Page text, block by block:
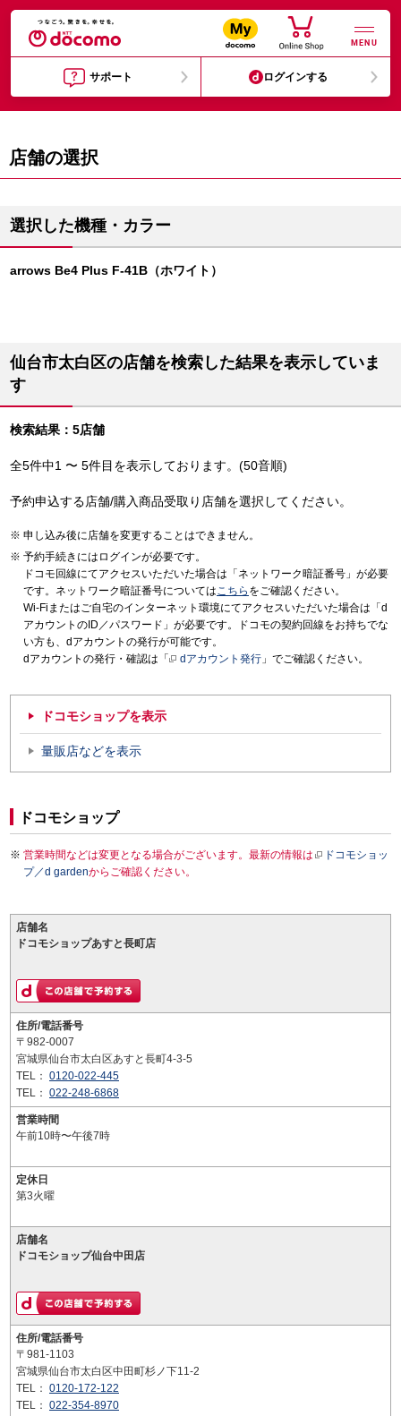
MENU
サポート ログインする
店舗の選択
選択した機種・カラー
arrows Be4 Plus F-41B（ホワイト）
仙台市太白区の店舗を検索した結果を表示していま
す
検索結果：5店舗
全5件中1 〜 5件目を表示しております。(50音順)
予約申込する店舗/購入商品受取り店舗を選択してください。
申し込み後に店舗を変更することはできません。
予約手続きにはログインが必要です。
ドコモ回線にてアクセスいただいた場合は「ネットワーク暗証番号」が必要
です。ネットワーク暗証番号についてはこちら をご確認ください。
Wi-Fiまたはご自宅のインターネット環境にてアクセスいただいた場合は「d
アカウントのID／パスワード」が必要です。ドコモの契約回線をお持ちでな
い方も、dアカウントの発行が可能です。
dアカウントの発行・確認は「
dアカウント発行 」でご確認ください。
ドコモショップを表示
量販店などを表示
ドコモショップ
営業時間などは変更となる場合がございます。最新の情報は
ドコモショッ
プ／d gardenからご確認ください。
店舗名
ドコモショップあすと長町店
住所/電話番号
〒982-0007
宮城県仙台市太白区あすと長町4-3-5
TEL： 0120-022-445
TEL： 022-248-6868
営業時間
午前10時〜午後7時
定休日
第3火曜
店舗名
ドコモショップ仙台中田店
住所/電話番号
〒981-1103
宮城県仙台市太白区中田町杉ノ下11-2
TEL： 0120-172-122
TEL： 022-354-8970